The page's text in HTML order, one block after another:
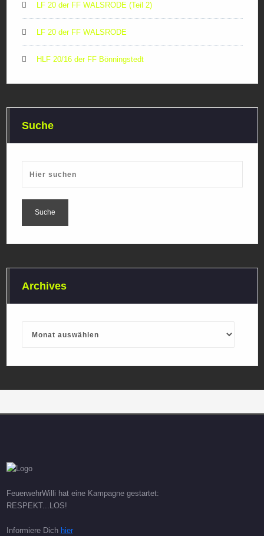
LF 20 der FF WALSRODE (Teil 2)
LF 20 der FF WALSRODE
HLF 20/16 der FF Bönningstedt
Suche
Archives
FeuerwehrWilli hat eine Kampagne gestartet:
RESPEKT...LOS!
Informiere Dich hier